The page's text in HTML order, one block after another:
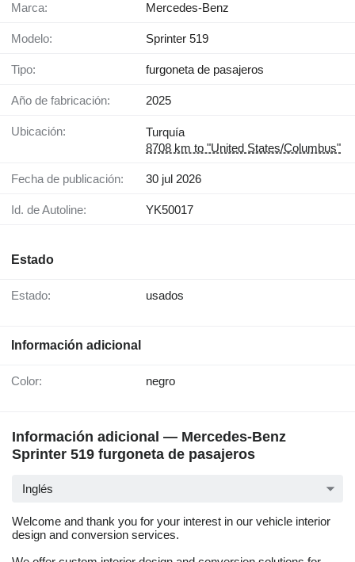
Marca: Mercedes-Benz
Modelo: Sprinter 519
Tipo: furgoneta de pasajeros
Año de fabricación: 2025
Ubicación:
Turquía
8708 km to "United States/Columbus"
Fecha de publicación: 30 jul 2026
Id. de Autoline: YK50017
Estado
Estado: usados
Información adicional
Color: negro
Información adicional — Mercedes-Benz
Sprinter 519 furgoneta de pasajeros
Inglés
Welcome and thank you for your interest in our vehicle interior
design and conversion services.